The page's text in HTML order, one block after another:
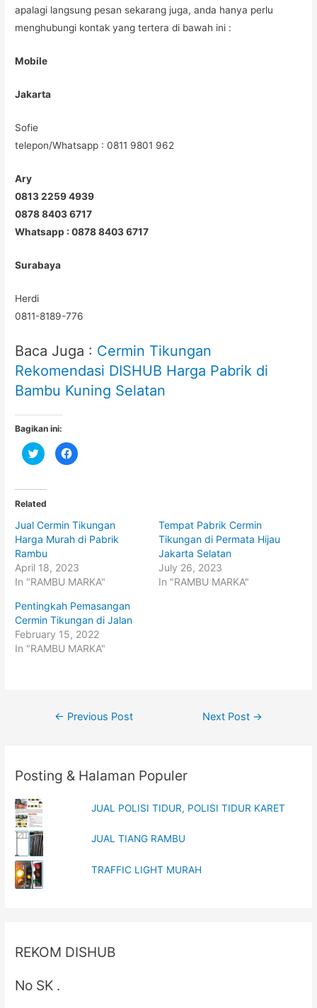
apalagi langsung pesan sekarang juga, anda hanya perlu
menghubungi kontak yang tertera di bawah ini :
Mobile
Jakarta
Sofie
telepon/Whatsapp : 0811 9801 962
Ary
0813 2259 4939
0878 8403 6717
Whatsapp : 0878 8403 6717
Surabaya
Herdi
0811-8189-776
Baca Juga : Cermin Tikungan
Rekomendasi DISHUB Harga Pabrik di
Bambu Kuning Selatan
Bagikan ini:
C
l
t
o
s
h
a
r
e
o
n
T
w
i
t
e
r
(
O
p
e
)
C
l
h
a
r
e
n
F
a
c
b
o
o
k
O
p
e
w
w
)
Related
Jual Cermin Tikungan
Harga Murah di Pabrik
Rambu
April 18, 2023
In "RAMBU MARKA"
Tempat Pabrik Cermin
Tikungan di Permata Hijau
Jakarta Selatan
July 26, 2023
In "RAMBU MARKA"
Pentingkah Pemasangan
Cermin Tikungan di Jalan
February 15, 2022
In "RAMBU MARKA"
Post
← Previous Post Next Post →
Posting & Halaman Populer
JUAL POLISI TIDUR, POLISI TIDUR KARET
JUAL TIANG RAMBU
TRAFFIC LIGHT MURAH
REKOM DISHUB
No SK .